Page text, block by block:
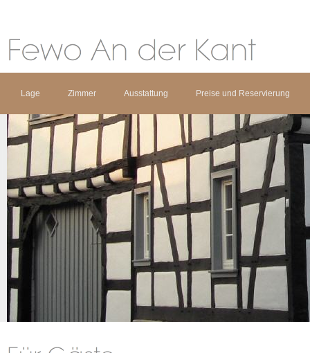
Lage Zimmer Ausstattung Preise und Reservierung